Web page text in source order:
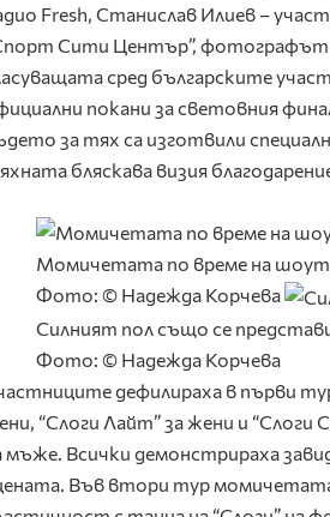
Fresh, Станислав Илиев –
Сити Център”, фотографът
сред българските
покани за световния
за тях са изготвили
бляскава визия
Момичетата по време на
Фото: © Надежда Корчева
Силният пол също се
Фото: © Надежда Корчева
дефилираха в първи
“Слоги Лайт” за жени и “Слоги
мъже. Всички демонстрираха
Във втори тур